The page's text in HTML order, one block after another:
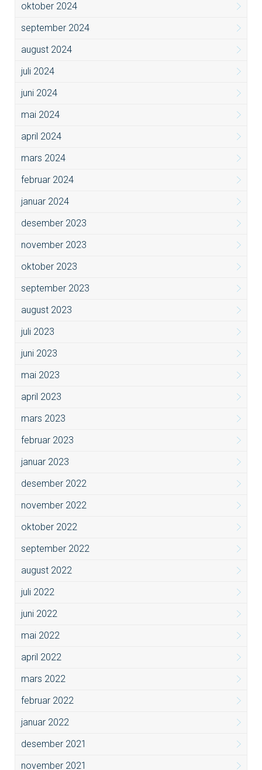
oktober 2024
september 2024
august 2024
juli 2024
juni 2024
mai 2024
april 2024
mars 2024
februar 2024
januar 2024
desember 2023
november 2023
oktober 2023
september 2023
august 2023
juli 2023
juni 2023
mai 2023
april 2023
mars 2023
februar 2023
januar 2023
desember 2022
november 2022
oktober 2022
september 2022
august 2022
juli 2022
juni 2022
mai 2022
april 2022
mars 2022
februar 2022
januar 2022
desember 2021
november 2021